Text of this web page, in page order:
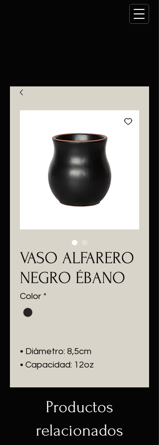
VASO ALFARERO
NEGRO ÉBANO
Color *
• Diámetro: 8,5cm
• Capacidad: 12oz
Productos
relacionados